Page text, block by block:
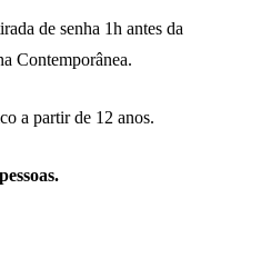
de senha 1h antes da
Contemporânea.
a partir de 12 anos.